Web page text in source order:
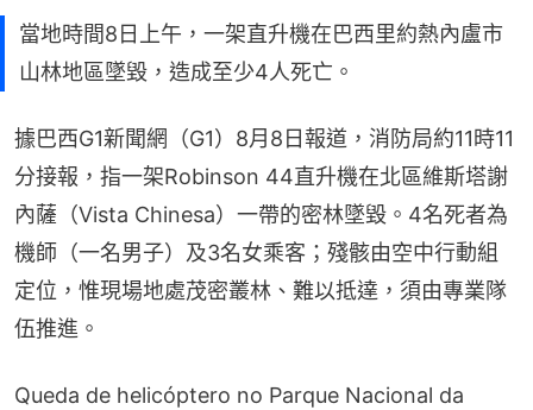
當地時間8日上午，一架直升機在巴西里約熱內盧市
山林地區墜毀，造成至少4人死亡。
據巴西G1新聞網（G1）8月8日報道，消防局約11時11
分接報，指一架Robinson 44直升機在北區維斯塔謝
內薩（Vista Chinesa）一帶的密林墜毀。4名死者為
機師（一名男子）及3名女乘客；殘骸由空中行動組
定位，惟現場地處茂密叢林、難以抵達，須由專業隊
伍推進。
Queda de helicóptero no Parque Nacional da